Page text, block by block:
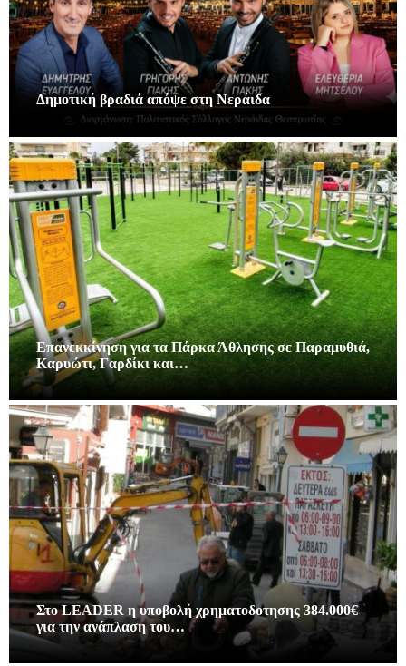
Δημοτική βραδιά απόψε στη Νεράιδα
Επανεκκίνηση για τα Πάρκα Άθλησης σε Παραμυθιά,
Καρυώτι, Γαρδίκι και…
Στο LEADER η υποβολή χρηματοδοτησης 384.000€
για την ανάπλαση του…